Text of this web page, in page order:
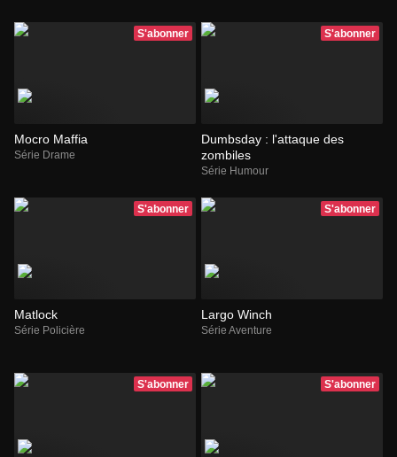
S'abonner
Mocro Maffia
Série Drame
S'abonner
Dumbsday : l'attaque des
zombiles
Série Humour
S'abonner
Matlock
Série Policière
S'abonner
Largo Winch
Série Aventure
S'abonner S'abonner